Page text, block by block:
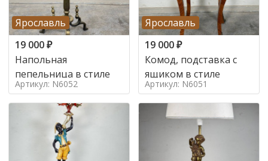
Ярославль
19 000₽
Напольная
пепельница в стиле
Артикул: N6052
Ярославль
19 000₽
Комод, подставка с
ящиком в стиле
Артикул: N6051